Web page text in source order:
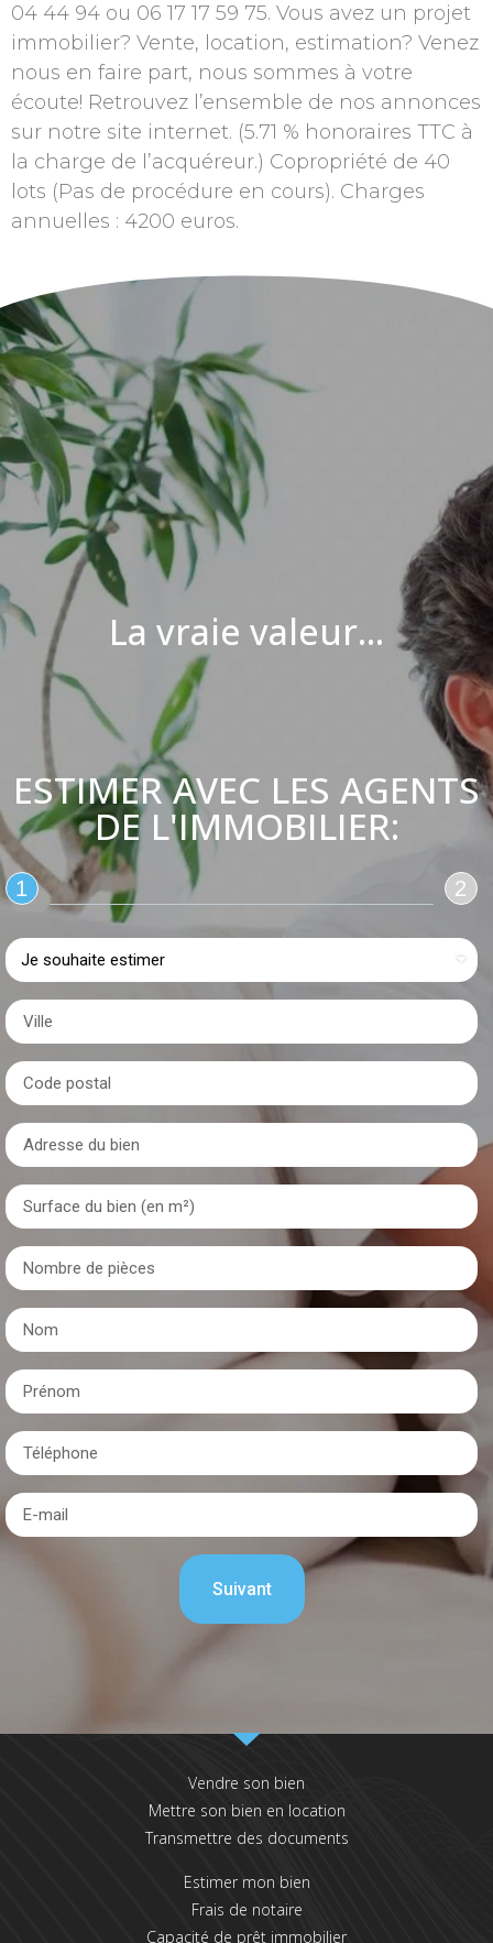
04 44 94 ou 06 17 17 59 75. Vous avez un projet
immobilier? Vente, location, estimation? Venez
nous en faire part, nous sommes à votre
écoute! Retrouvez l’ensemble de nos annonces
sur notre site internet. (5.71 % honoraires TTC à
la charge de l’acquéreur.) Copropriété de 40
lots (Pas de procédure en cours). Charges
annuelles : 4200 euros.
La vraie valeur...
ESTIMER AVEC LES AGENTS
DE L'IMMOBILIER:
1 2
Vendre son bien
Mettre son bien en location
Transmettre des documents
Estimer mon bien
Frais de notaire
Capacité de prêt immobilier